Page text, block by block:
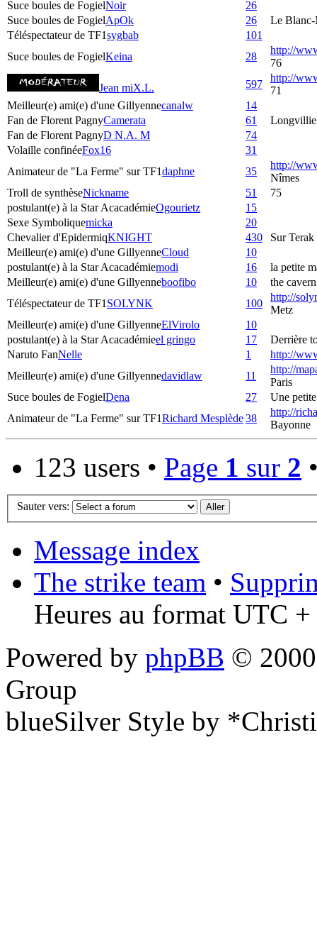
Suce boules de FogielNoir
26
Suce boules de FogielApOk 26
Le Blanc-
Téléspectateur de TF1sygbab
101
Suce boules de FogielKeina 28
http://
76
Jean miX.L. 597
http://
71
Meilleur(e) ami(e) d'une Gillyennecanalw
14
Fan de Florent PagnyCamerata 61
Fan de Florent PagnyD N.A. M
74
Volaille confinéeFox16
31
Animateur de "La Ferme" sur TF1daphne 35
http://
Nîmes
Troll de synthèseNickname 51
75
postulant(e) à la Star AcacadémieOgourietz
15
Sexe Symboliquemicka
20
Chevalier d'EpidermiqKNIGHT 430
Sur
Meilleur(e) ami(e) d'une GillyenneCloud
10
postulant(e) à la Star Acacadémiemodi 16
la petite
Meilleur(e) ami(e) d'une Gillyenneboofibo 10
the cavern
Téléspectateur de TF1 SOLYNK 100
http://
Metz
Meilleur(e) ami(e) d'une GillyenneElVirolo
10
postulant(e) à la Star Acacadémieel gringo 17
Derrière
Naruto FanNelle 1
http://
Meilleur(e) ami(e) d'une Gillyennedavidlaw 11
http://
Paris
Suce boules de FogielDena 27
Une
Animateur de "La Ferme" sur TF1Richard Mesplède38
http://
Bayonne
123 users • Page 1 sur 2
Sauter vers:
Message index
The strike team •
Heures au format UTC
Powered by phpBB ©
Group
blueSilver Style by